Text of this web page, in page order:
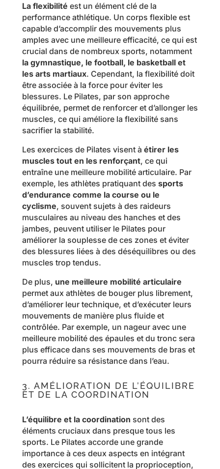
La flexibilité est un élément clé de la
performance athlétique. Un corps flexible est
capable d’accomplir des mouvements plus
amples avec une meilleure efficacité, ce qui est
crucial dans de nombreux sports, notamment
la gymnastique, le football, le basketball et
les arts martiaux. Cependant, la flexibilité doit
être associée à la force pour éviter les
blessures. Le Pilates, par son approche
équilibrée, permet de renforcer et d’allonger les
muscles, ce qui améliore la flexibilité sans
sacrifier la stabilité.
Les exercices de Pilates visent à étirer les
muscles tout en les renforçant, ce qui
entraîne une meilleure mobilité articulaire. Par
exemple, les athlètes pratiquant des sports
d’endurance comme la course ou le
cyclisme, souvent sujets à des raideurs
musculaires au niveau des hanches et des
jambes, peuvent utiliser le Pilates pour
améliorer la souplesse de ces zones et éviter
des blessures liées à des déséquilibres ou des
muscles trop tendus.
De plus, une meilleure mobilité articulaire
permet aux athlètes de bouger plus librement,
d’améliorer leur technique, et d’exécuter leurs
mouvements de manière plus fluide et
contrôlée. Par exemple, un nageur avec une
meilleure mobilité des épaules et du tronc sera
plus efficace dans ses mouvements de bras et
pourra réduire sa résistance dans l’eau.
3. AMÉLIORATION DE L’ÉQUILIBRE
ET DE LA COORDINATION
L’équilibre et la coordination sont des
éléments cruciaux dans presque tous les
sports. Le Pilates accorde une grande
importance à ces deux aspects en intégrant
des exercices qui sollicitent la proprioception,